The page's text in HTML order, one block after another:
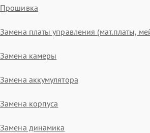
Прошивка
Замена платы управления (мат.платы,
Замена камеры
Замена аккумулятора
Замена корпуса
Замена динамика